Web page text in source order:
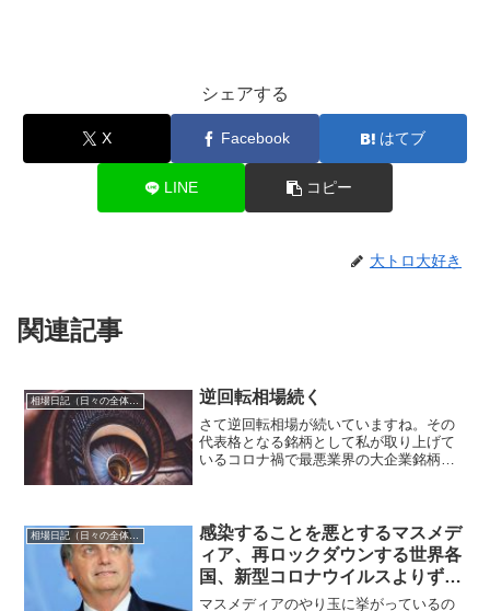
シェアする
X Facebook はてブ
LINE コピー
大トロ大好き
関連記事
逆回転相場続く
さて逆回転相場が続いていますね。その
代表格となる銘柄として私が取り上げて
いるコロナ禍で最悪業界の大企業銘柄も
となってしまいます。別に...
相場日記（日々の全体相場観）
感染することを悪とするマスメデ
ィア、再ロックダウンする世界各
国、新型コロナウイルスよりずっ
と大事なこと
マスメディアのやり玉に挙がっているの